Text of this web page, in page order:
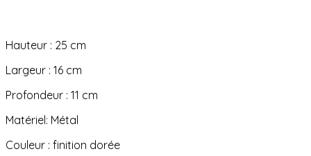
Hauteur : 25 cm
Largeur : 16 cm
Profondeur : 11 cm
Matériel: Métal
Couleur : finition dorée